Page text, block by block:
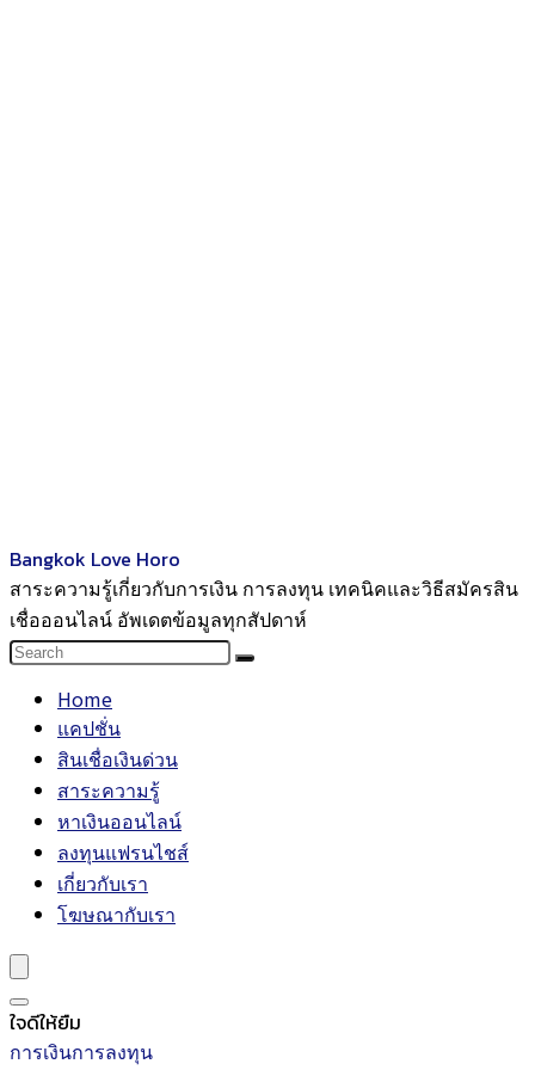
Bangkok Love Horo
สาระความรู้เกี่ยวกับการเงิน การลงทุน เทคนิคและวิธีสมัครสิน
เชื่อออนไลน์ อัพเดตข้อมูลทุกสัปดาห์
Home
แคปชั่น
สินเชื่อเงินด่วน
สาระความรู้
หาเงินออนไลน์
ลงทุนแฟรนไชส์
เกี่ยวกับเรา
โฆษณากับเรา
ใจดีให้ยืม
การเงินการลงทุน